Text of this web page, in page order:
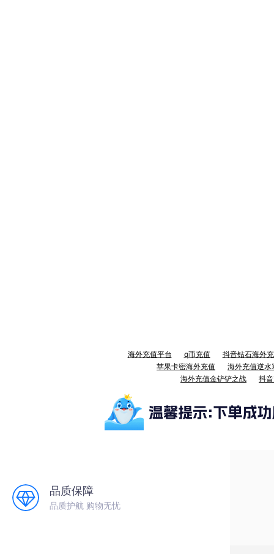
海外充值平台 q币充值
抖音钻石海外
苹果卡密海外充值
海外充值逆水
海外充值金铲铲之战
抖
品质保障
品质护航 购物无忧